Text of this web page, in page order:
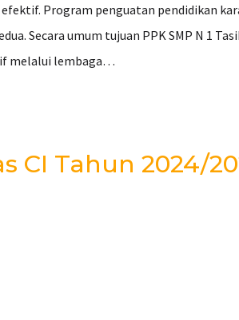
Program penguatan pendidikan
Secara umum tujuan PPK SMP N 1
melalui lembaga…
CI Tahun 2024/